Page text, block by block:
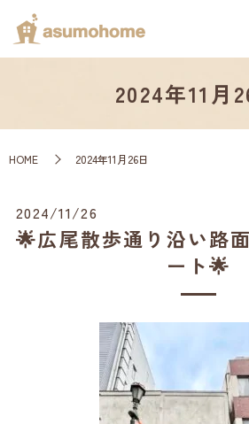
2024年11月
HOME 2024年11月26日
2024/11/26
🌟広尾散歩通り沿い路
ート🌟